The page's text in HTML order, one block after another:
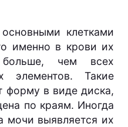
клетками
именно в крови их
больше, чем всех
элементов. Такие
форму в виде диска,
по краям. Иногда
мочи выявляется их